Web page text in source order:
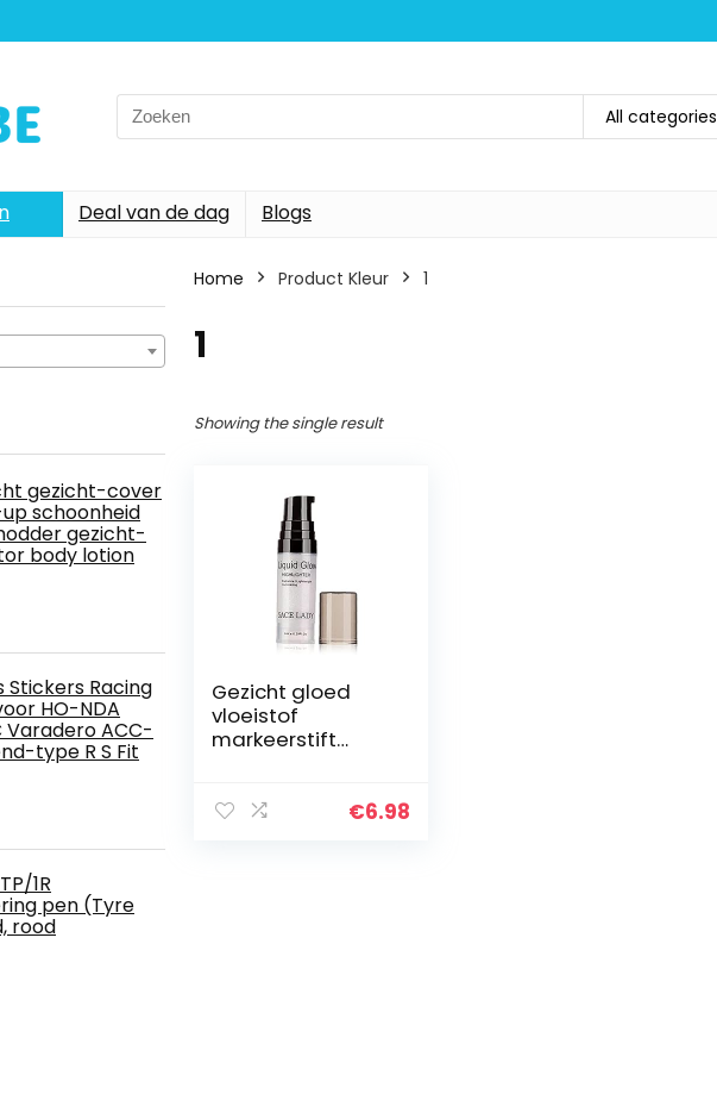
Search
for:
All categories
Deal van de dag Blogs
gezicht-cover
schoonheid
gezicht-
body lotion
Stickers Racing
HO-NDA
Varadero ACC-
type R S Fit
1R
pen (Tyre
rood
Home Product Kleur 1
1
Showing the single result
Gezicht gloed
vloeistof
markeerstift
markeerstift 3D
€6.98